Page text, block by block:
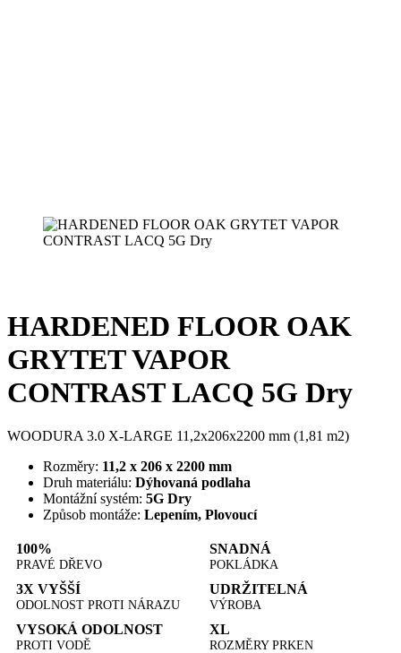
HARDENED FLOOR OAK
GRYTET VAPOR
CONTRAST LACQ 5G Dry
WOODURA 3.0 X-LARGE 11,2x206x2200 mm (1,81 m2)
Rozměry: 11,2 x 206 x 2200 mm
Druh materiálu: Dýhovaná podlaha
Montážní systém: 5G Dry
Způsob montáže: Lepením, Plovoucí
100%
PRAVÉ DŘEVO
SNADNÁ
POKLÁDKA
3X VYŠŠÍ
ODOLNOST PROTI NÁRAZU
UDRŽITELNÁ
VÝROBA
VYSOKÁ ODOLNOST
PROTI VODĚ
XL
ROZMĚRY PRKEN